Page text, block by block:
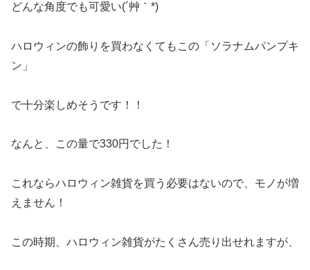
どんな角度でも可愛い(´艸｀*)
ハロウィンの飾りを買わなくてもこの「ソラナムパンプキ
ン」
で十分楽しめそうです！！
なんと、この量で330円でした！
これならハロウィン雑貨を買う必要はないので、モノが増
えません！
この時期、ハロウィン雑貨がたくさん売り出せれますが、